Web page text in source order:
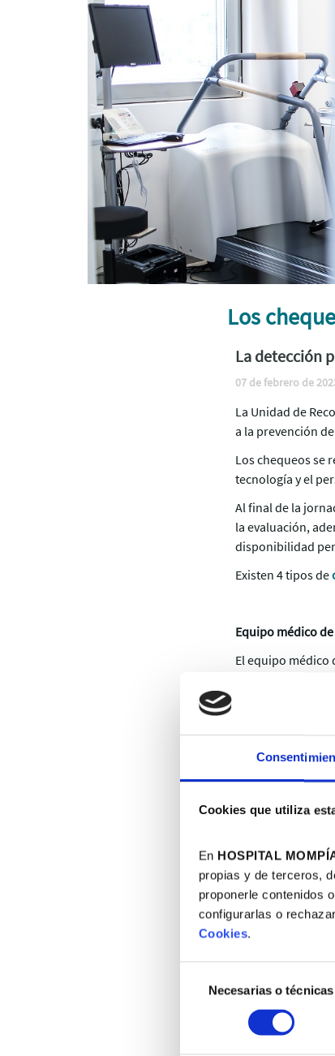
Cookies que utiliza
En HOSPITAL
propias y de terceros,
proponerle contenidos
configurarlas o
Cookies.
consentimiento
Necesarias o técnicas
Los
La detección
07 de febrero de
La Unidad de
a la prevención
Los chequeos se
tecnología y el
Al final de la
la evaluación,
disponibilidad
Existen 4 tipos de
Equipo médico
El equipo médico
Dra. Mª José
Licenciada
Certificado
Certificado
Tutor de
Mompía-
Médico de
Certificado